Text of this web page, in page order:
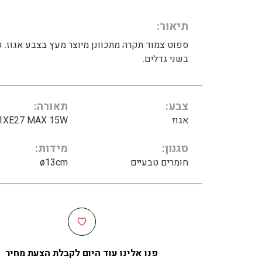
תיאור
ספוט צמוד תקרה מתכוונן מיוצר מעץ בצבע אגוז.
בשני גדלים.
צבע
אגוז
תאורה
MAX 15W
סגנון
חומרים טבעיים
מידות
ø13cm
פנו אלינו עוד היום לקבלת הצעת מחיר